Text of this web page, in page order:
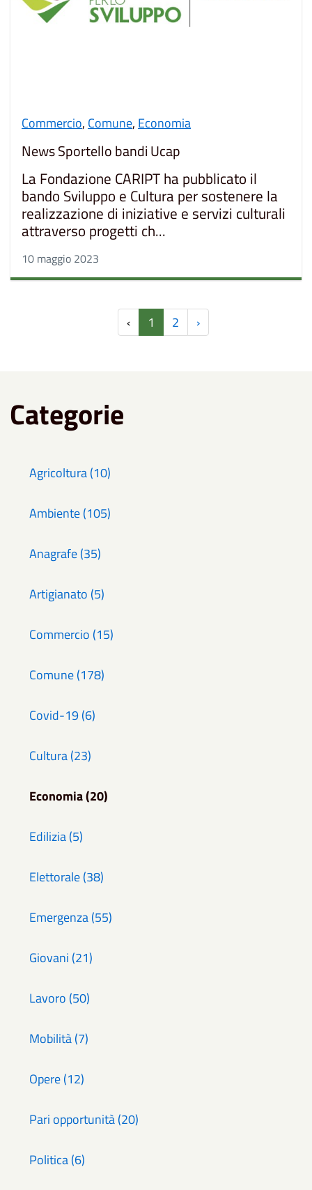
Commercio, Comune, Economia
News Sportello bandi Ucap
La Fondazione CARIPT ha pubblicato il
bando Sviluppo e Cultura per sostenere la
realizzazione di iniziative e servizi culturali
attraverso progetti ch...
10 maggio 2023
‹ 1 2 ›
Categorie
Agricoltura (10)
Ambiente (105)
Anagrafe (35)
Artigianato (5)
Commercio (15)
Comune (178)
Covid-19 (6)
Cultura (23)
Economia (20)
Edilizia (5)
Elettorale (38)
Emergenza (55)
Giovani (21)
Lavoro (50)
Mobilità (7)
Opere (12)
Pari opportunità (20)
Politica (6)